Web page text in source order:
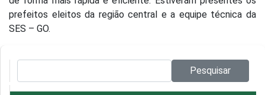
prefeitos eleitos da região central e a equipe técnica da
SES – GO.
Pesquisar